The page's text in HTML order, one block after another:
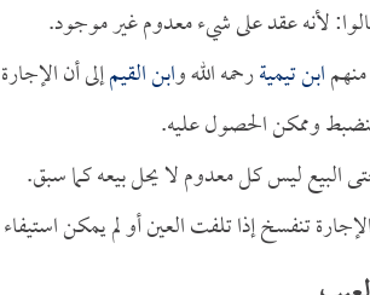
لأنه عقد على شيء معدوم غير موجود.
ابن تيميةرحمه الله وابن القيمإلى أن
وممكن الحصول عليه.
البيع ليس كل معدوم لا يحل بيعه كما سبق.
تنفسخ إذا تلفت العين أو لم يمكن